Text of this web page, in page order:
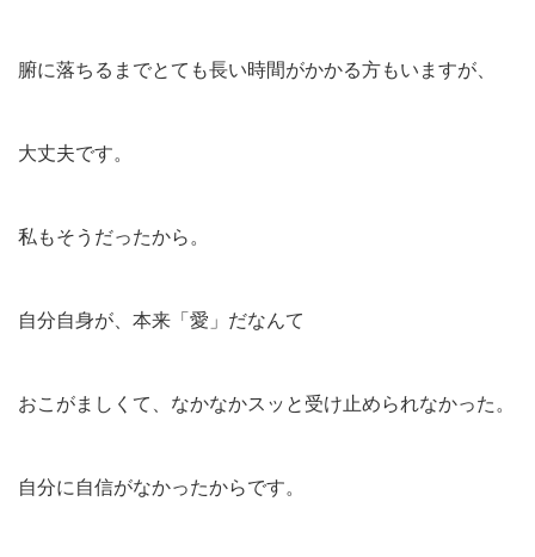
腑に落ちるまでとても長い時間がかかる方もいますが、
大丈夫です。
私もそうだったから。
自分自身が、本来「愛」だなんて
おこがましくて、なかなかスッと受け止められなかった。
自分に自信がなかったからです。